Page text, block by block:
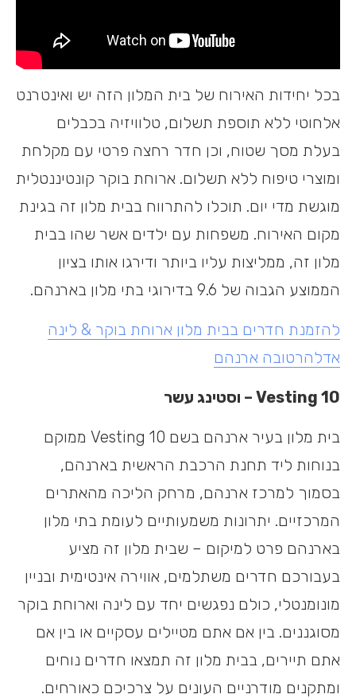
בכל יחידות האירוח של בית המלון הזה יש ואינטרנט
אלחוטי ללא תוספת תשלום, טלוויזיה בכבלים
בעלת מסך שטוח, וכן חדר רחצה פרטי עם מקלחת
ומוצרי טיפוח ללא תשלום. ארוחת בוקר קונטיננטלית
מוגשת מדי יום. תוכלו להתרווח בבית מלון זה בגינת
מקום האירוח. משפחות עם ילדים אשר שהו בבית
מלון זה, ממליצות עליו ביותר ודירגו אותו בציון
הממוצע הגבוה של 9.6 בדירוגי בתי מלון בארנהם.
להזמנת חדרים בבית מלון ארוחת בוקר & לינה
אדלהרטובה ארנהם
Vesting 10 – וסטינג עשר
בית מלון בעיר ארנהם בשם Vesting 10 ממוקם
בנוחות ליד תחנת הרכבת הראשית בארנהם,
בסמוך למרכז ארנהם, מרחק הליכה מהאתרים
המרכזיים. יתרונות משמעותיים לעומת בתי מלון
בארנהם פרט למיקום – שבית מלון זה מציע
בעבורכם חדרים משתלמים, אווירה אינטימית ובניין
מונומנטלי, כולם נפגשים יחד עם לינה וארוחת בוקר
מסוגננים. בין אם אתם מטיילים עסקיים או בין אם
אתם תיירים, בבית מלון זה תמצאו חדרים נוחים
ומתקנים מודרניים העונים על צרכיכם כאורחים.